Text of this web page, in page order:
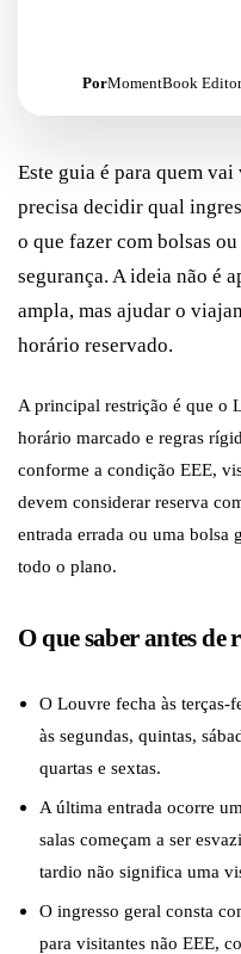
PorMomentBook
Este guia é para quem
precisa decidir qual
o que fazer com bolsas
segurança. A ideia não é
ampla, mas ajudar o
horário reservado.
A principal restrição é que o
horário marcado e regras
conforme a condição EEE,
devem considerar reserva
entrada errada ou uma bolsa
todo o plano.
O que saber antes de
O Louvre fecha às terças-
às segundas, quintas,
quartas e sextas.
A última entrada ocorre
salas começam a ser
tardio não significa uma
O ingresso geral consta
para visitantes não EEE,